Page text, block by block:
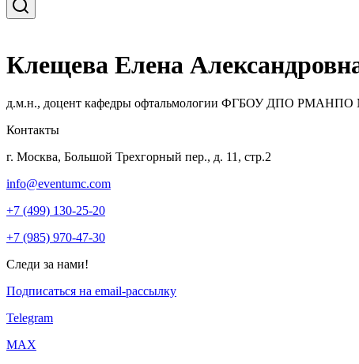
Клещева Елена
д.м.н., доцент кафедры офтальмологии ФГБОУ ДПО РМАНПО
Контакты
г. Москва, Большой Трехгорный пер., д. 11, стр.2
info@eventumc.com
+7 (499) 130-25-20
+7 (985) 970-47-30
Следи за нами!
Подписаться на email-рассылку
Telegram
МАХ